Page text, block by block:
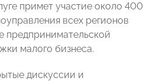
примет участие около 400
всех регионов
предпринимательской
малого бизнеса.
дискуссии и